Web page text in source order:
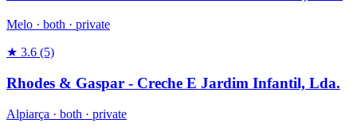
Melo · both · private
★ 3.6 (5)
Rhodes & Gaspar - Creche E Jardim Infantil, Lda.
Alpiarça · both · private